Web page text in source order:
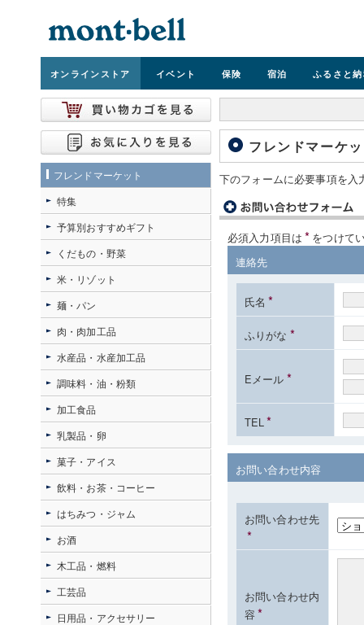
オンラインストア イベント 保険 宿泊 ふるさと
フレンドマーケ
下のフォームに必要事項を入
必須入力項目は * をつけて
連絡先
氏名 *
ふりがな *
Eメール *
TEL*
お問い合わせ内容
お問い合わせ先
*
お問い合わせ内
容 *
フレンドマーケット
特集
予算別おすすめギフト
くだもの・野菜
米・リゾット
麺・パン
肉・肉加工品
水産品・水産加工品
調味料・油・粉類
加工食品
乳製品・卵
菓子・アイス
飲料・お茶・コーヒー
はちみつ・ジャム
お酒
木工品・燃料
工芸品
日用品・アクセサリー